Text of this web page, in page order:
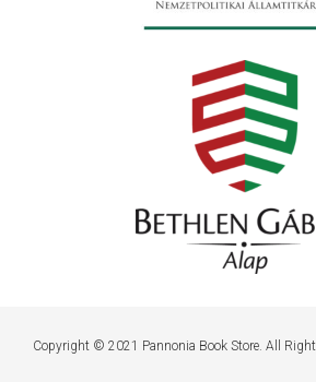
Copyright © 2021 Pannonia Book Store. All